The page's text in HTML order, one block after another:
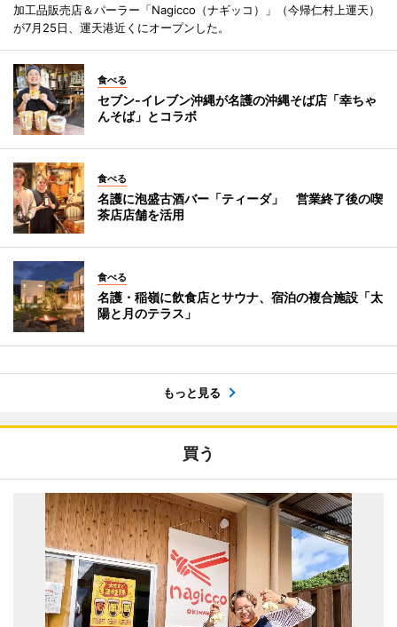
加工品販売店＆パーラー「Nagicco（ナギッコ）」（今帰仁村上運天）
が7月25日、運天港近くにオープンした。
食べる
セブン‐イレブン沖縄が名護の沖縄そば店「幸ちゃ
んそば」とコラボ
食べる
名護に泡盛古酒バー「ティーダ」 営業終了後の喫
茶店店舗を活用
食べる
名護・稲嶺に飲食店とサウナ、宿泊の複合施設「太
陽と月のテラス」
もっと見る
買う